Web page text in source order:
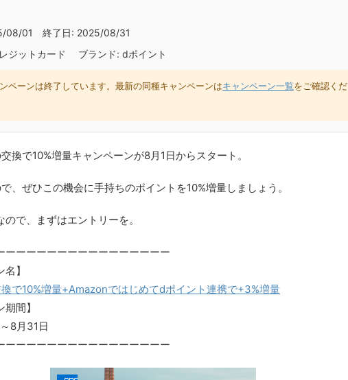
08/01 終了日: 2025/08/31
ジットカード ブランド: dポイント
ペーンは終了しています。最新の同種キャンペーンはキャンペーン一覧をご確認くだ
換で10%増量キャンペーンが8月1日からスタート。
、ぜひこの機会に手持ちのポイントを10%増量しましょう。
で、まずはエントリーを。
ーーーーーーーーーーーーーーーー
】
で10%増量+Amazonではじめてdポイント連携で+3%増量
期間】
8月31日
ーーーーーーーーーーーーーーーー